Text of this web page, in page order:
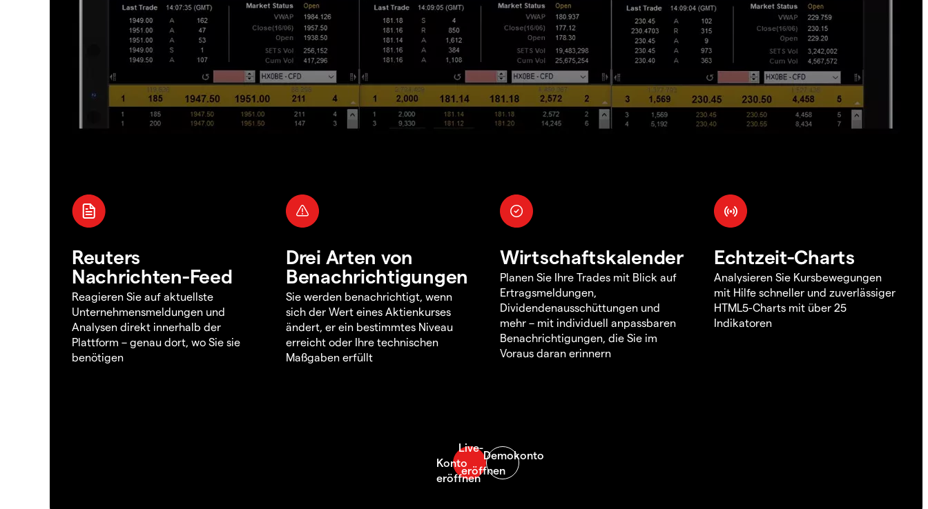
Reuters
Nachrichten-Feed
Reagieren Sie auf aktuellste
Unternehmensmeldungen und
Analysen direkt innerhalb der
Plattform – genau dort, wo Sie sie
benötigen
Drei Arten von
Benachrichtigungen
Sie werden benachrichtigt, wenn
sich der Wert eines Aktienkurses
ändert, er ein bestimmtes Niveau
erreicht oder Ihre technischen
Maßgaben erfüllt
Wirtschaftskalender
Planen Sie Ihre Trades mit Blick auf
Ertragsmeldungen,
Dividendenausschüttungen und
mehr – mit individuell anpassbaren
Benachrichtigungen, die Sie im
Voraus daran erinnern
Echtzeit-Charts
Analysieren Sie Kursbewegungen
mit Hilfe schneller und zuverlässiger
HTML5-Charts mit über 25
Indikatoren